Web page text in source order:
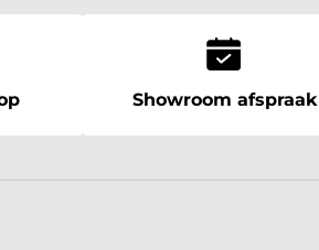
Showroom afspraak